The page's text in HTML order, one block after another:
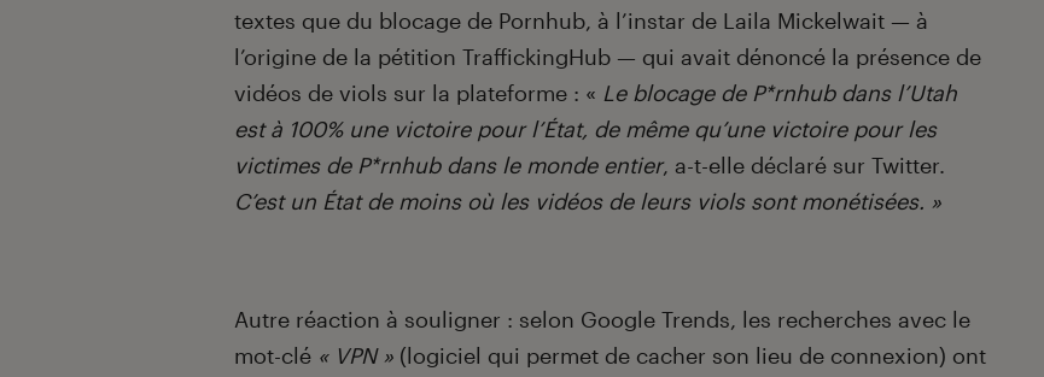
textes que du blocage de Pornhub, à l’instar de Laila Mickelwait — à
l’origine de la pétition TraffickingHub — qui avait dénoncé la présence de
vidéos de viols sur la plateforme : « Le blocage de P*rnhub dans l’Utah
est à 100% une victoire pour l’État, de même qu’une victoire pour les
victimes de P*rnhub dans le monde entier, a-t-elle déclaré sur Twitter.
C’est un État de moins où les vidéos de leurs viols sont monétisées. »
Autre réaction à souligner : selon Google Trends, les recherches avec le
mot-clé « VPN » (logiciel qui permet de cacher son lieu de connexion) ont